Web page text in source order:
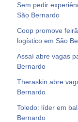
Sem pedir
São Bernardo
Coop promove
logístico em São
Assaí abre vagas
Bernardo
Theraskin abre
Bernardo
Toledo: líder em
Bernardo